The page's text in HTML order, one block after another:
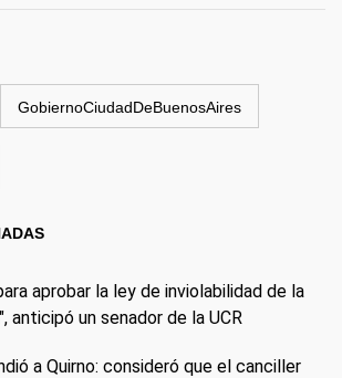
GobiernoCiudadDeBuenosAires
aprobar la ley de inviolabilidad de la
anticipó un senador de la UCR
a Quirno: consideró que el canciller